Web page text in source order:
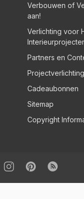
Verbouwen of
aan!
Verlichting voor
Partners en
Cadeaubonnen
Sitemap
Copyright